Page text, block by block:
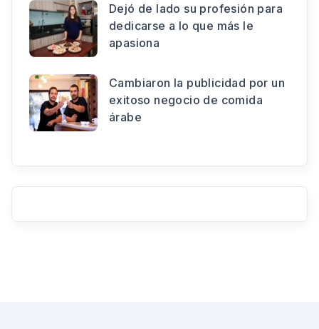
Dejó de lado su profesión para
dedicarse a lo que más le
apasiona
Cambiaron la publicidad por un
exitoso negocio de comida
árabe